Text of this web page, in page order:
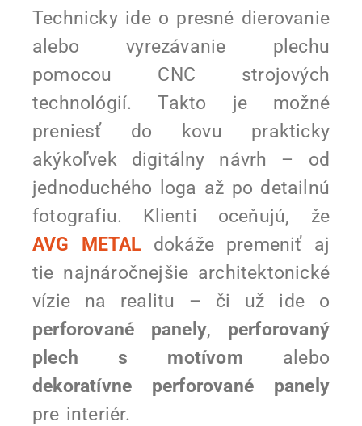
Technicky ide o presné dierovanie
alebo vyrezávanie plechu
pomocou CNC strojových
technológií. Takto je možné
preniesť do kovu prakticky
akýkoľvek digitálny návrh – od
jednoduchého loga až po detailnú
fotografiu. Klienti oceňujú, že
AVG METAL dokáže premeniť aj
tie najnáročnejšie architektonické
vízie na realitu – či už ide o
perforované panely, perforovaný
plech s motívom alebo
dekoratívne perforované panely
pre interiér.